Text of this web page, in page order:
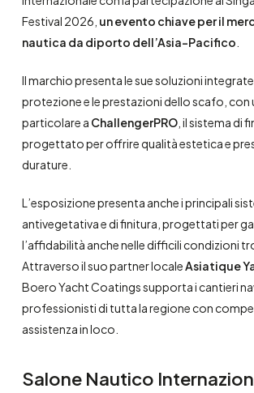
Festival 2026, un evento chiave per il
nautica da diporto dell’Asia-Pacifico
Il marchio presenta le sue soluzioni integrate
protezione e le prestazioni dello scafo, con
particolare a ChallengerPRO, il sistema di
progettato per offrire qualità estetica e
durature.
L’esposizione presenta anche i principali
antivegetativa e di finitura, progettati per
l’affidabilità anche nelle difficili condizioni
Attraverso il suo partner localeAsiatique
Boero Yacht Coatings supporta i cantieri
professionisti di tutta la regione con
assistenza in loco.
Salone Nautico